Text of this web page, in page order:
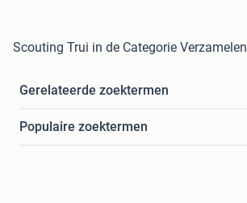
Scouting Trui in de Categorie Verzamelen
Gerelateerde zoektermen
Populaire zoektermen